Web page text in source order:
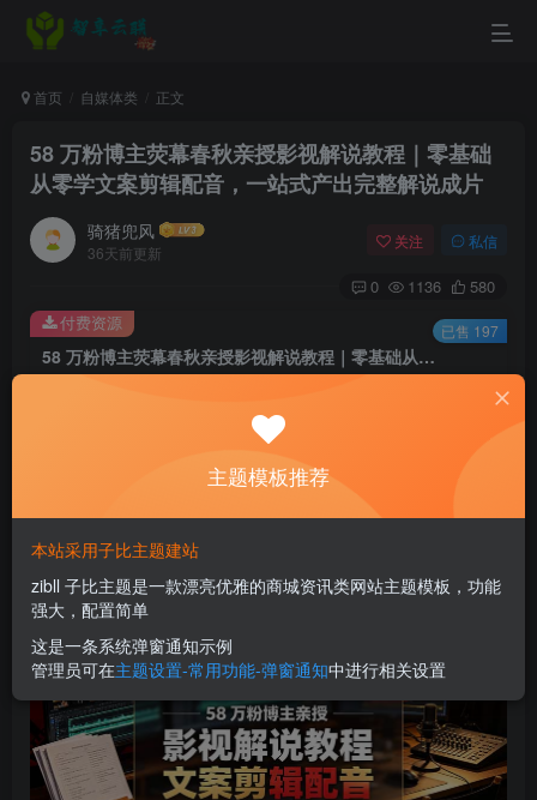
首页 自媒体类 正文
58 万粉博主荧幕春秋亲授影视解说教程｜零基础
从零学文案剪辑配音，一站式产出完整解说成片
骑猪兜风
36天前更新
关注 私信
0 1136 580
58 万粉博主荧幕春秋亲授影视解说教程｜零基础从零学文案剪辑配音，一站式产出完整解说成片
9.9
付费资源 已售 197
主题模板推荐
本站采用子比主题建站
zibll 子比主题是一款漂亮优雅的商城资讯类网站主题模板，功能
强大，配置简单
这是一条系统弹窗通知示例
管理员可在主题设置-常用功能-弹窗通知中进行相关设置